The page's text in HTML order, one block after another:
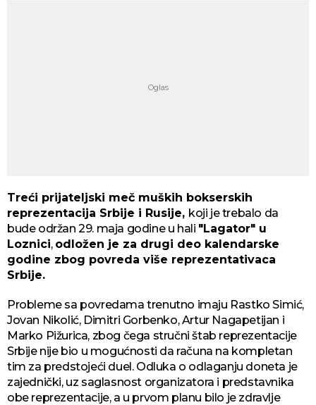
Treći prijateljski meč muških bokserskih
reprezentacija Srbije i Rusije, koji je trebalo da
bude održan 29. maja godine u hali "Lagator" u
Loznici, odložen je za drugi deo kalendarske
godine zbog povreda više reprezentativaca
Srbije.
Probleme sa povredama trenutno imaju Rastko Simić,
Jovan Nikolić, Dimitri Gorbenko, Artur Nagapetijan i
Marko Pižurica, zbog čega stručni štab reprezentacije
Srbije nije bio u mogućnosti da računa na kompletan
tim za predstojeći duel. Odluka o odlaganju doneta je
zajednički, uz saglasnost organizatora i predstavnika
obe reprezentacije, a u prvom planu bilo je zdravlje